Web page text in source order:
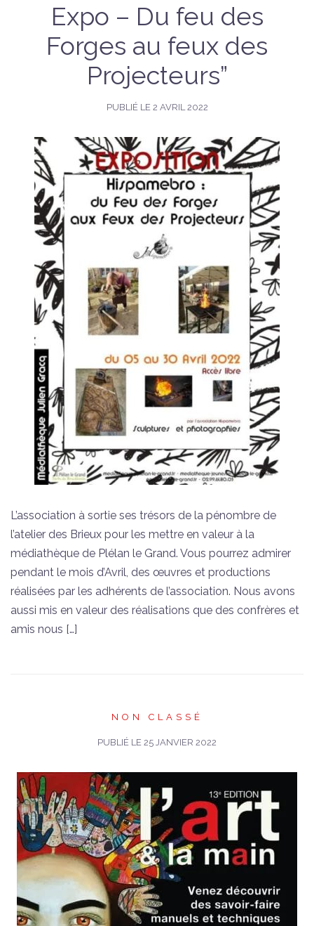
Expo – Du feu des
Forges au feux des
Projecteurs”
PUBLIÉ LE 2 AVRIL 2022
L’association à sortie ses trésors de la pénombre de
l’atelier des Brieux pour les mettre en valeur à la
médiathèque de Plélan le Grand. Vous pourrez admirer
pendant le mois d’Avril, des œuvres et productions
réalisées par les adhérents de l’association. Nous avons
aussi mis en valeur des réalisations que des confrères et
amis nous […]
NON CLASSÉ
PUBLIÉ LE 25 JANVIER 2022